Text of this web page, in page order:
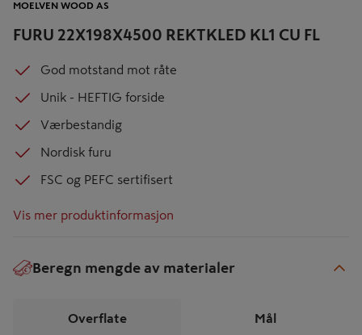
FURU 22X198X4500 REKTKLED KL1 CU FL
MOELVEN WOOD AS
God motstand mot råte
Unik - HEFTIG forside
Værbestandig
Nordisk furu
FSC og PEFC sertifisert
Vis mer produktinformasjon
€ Beregn mengde av materialer
Overflate Mål